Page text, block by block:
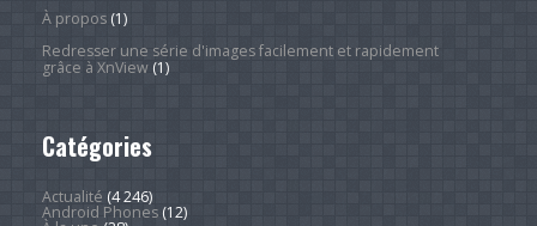
À propos(1)
Redresser une série d'images facilement et rapidement
grâce à XnView(1)
Catégories
Actualité (4 246)
Android Phones(12)